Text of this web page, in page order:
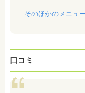
そのほかのメニュ
口コミ